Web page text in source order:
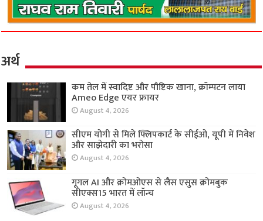
अर्थ
कम तेल में स्वादिष्ट और पौष्टिक खाना, क्रॉम्पटन लाया
Ameo Edge एयर फ्रायर
August 4, 2026
सीएम योगी से मिले फ्लिपकार्ट के सीईओ, यूपी में निवेश
और साझेदारी का भरोसा
August 4, 2026
गूगल AI और क्रोमओएस से लैस एसुस क्रोमबुक
सीएक्स15 भारत में लॉन्च
August 4, 2026